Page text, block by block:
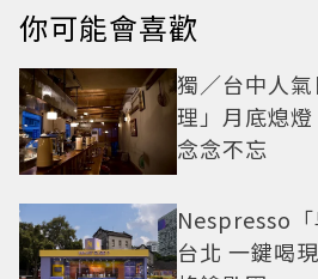
你可能會喜歡
獨／台中人
理」月底熄
念念不忘
Nespresso
台北 一鍵喝